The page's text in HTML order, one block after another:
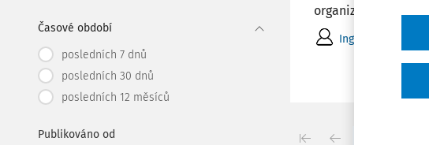
Časové období
posledních 7 dnů
posledních 30 dnů
posledních 12 měsíců
Publikováno od
organizacích.
Ing. Jiří Vala Ph.D.